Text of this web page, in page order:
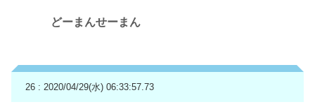
どーまんせーまん
26 : 2020/04/29(水) 06:33:57.73